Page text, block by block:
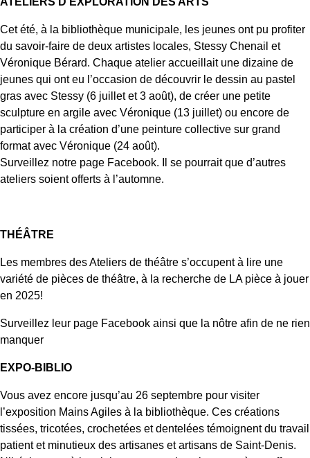
Cet été, à la bibliothèque municipale, les jeunes ont pu profiter
du savoir-faire de deux artistes locales, Stessy Chenail et
Véronique Bérard. Chaque atelier accueillait une dizaine de
jeunes qui ont eu l’occasion de découvrir le dessin au pastel
gras avec Stessy (6 juillet et 3 août), de créer une petite
sculpture en argile avec Véronique (13 juillet) ou encore de
participer à la création d’une peinture collective sur grand
format avec Véronique (24 août).
Surveillez notre page Facebook. Il se pourrait que d’autres
ateliers soient offerts à l’automne.
THÉÂTRE
Les membres des Ateliers de théâtre s’occupent à lire une
variété de pièces de théâtre, à la recherche de LA pièce à jouer
en 2025!
Surveillez leur page Facebook ainsi que la nôtre afin de ne rien
manquer
EXPO-BIBLIO
Vous avez encore jusqu’au 26 septembre pour visiter
l’exposition Mains Agiles à la bibliothèque. Ces créations
tissées, tricotées, crochetées et dentelées témoignent du travail
patient et minutieux des artisanes et artisans de Saint-Denis.